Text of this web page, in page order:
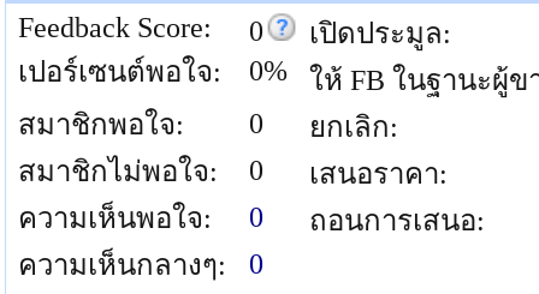
Feedback Score:
0
เปอร์เซนต์พอใจ:
0%
สมาชิกพอใจ:
0
สมาชิกไม่พอใจ:
0
ความเห็นพอใจ:
0
ความเห็นกลางๆ:
0
เปิดประมูล:
ให้ FB ในฐานะผู้ข
ยกเลิก:
เสนอราคา:
ถอนการเสนอ: